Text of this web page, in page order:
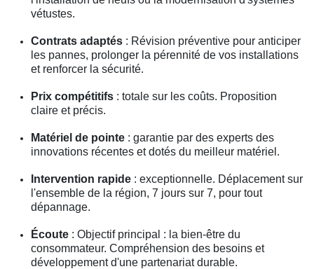
vétustes.
Contrats adaptés : Révision préventive pour anticiper
les pannes, prolonger la pérennité de vos installations
et renforcer la sécurité.
Prix compétitifs : totale sur les coûts. Proposition
claire et précis.
Matériel de pointe : garantie par des experts des
innovations récentes et dotés du meilleur matériel.
Intervention rapide : exceptionnelle. Déplacement sur
l'ensemble de la région, 7 jours sur 7, pour tout
dépannage.
Écoute : Objectif principal : la bien-être du
consommateur. Compréhension des besoins et
développement d'une partenariat durable.